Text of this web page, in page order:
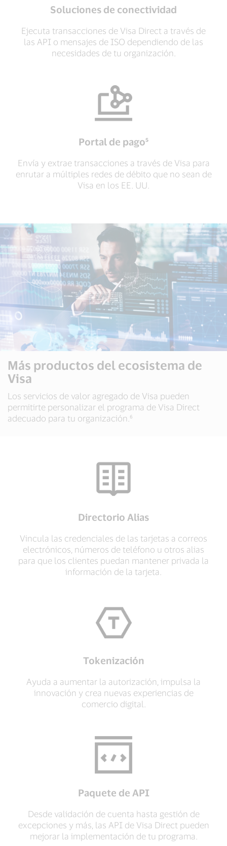
Soluciones de conectividad
Ejecuta transacciones de Visa Direct a través de
las API o mensajes de ISO dependiendo de las
necesidades de tu organización.
Portal de pago⁵
Envía y extrae transacciones a través de Visa para
enrutar a múltiples redes de débito que no sean de
Visa en los EE. UU.
Más productos del ecosistema de
Visa
Los servicios de valor agregado de Visa pueden
permitirte personalizar el programa de Visa Direct
adecuado para tu organización.⁶
Directorio Alias
Vincula las credenciales de las tarjetas a correos
electrónicos, números de teléfono u otros alias
para que los clientes puedan mantener privada la
información de la tarjeta.
Tokenización
Ayuda a aumentar la autorización, impulsa la
innovación y crea nuevas experiencias de
comercio digital.
Paquete de API
Desde validación de cuenta hasta gestión de
excepciones y más, las API de Visa Direct pueden
mejorar la implementación de tu programa.